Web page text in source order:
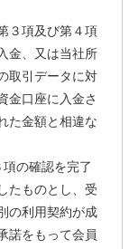
３項及び第４項
金、又は当社所
取引データに対
金口座に入金さ
た金額と相違な
の確認を完了
たものとし、受
の利用契約が成
諾をもって会員